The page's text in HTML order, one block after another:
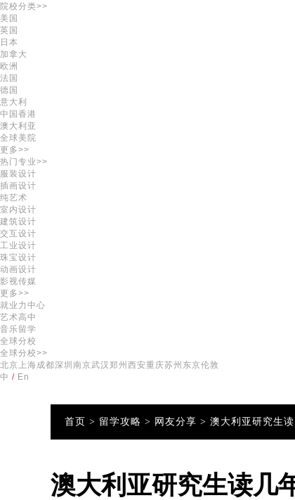
院校分类>>
美国
英国
日本
加拿大
欧洲
法国
德国
意大利
中国香港
澳大利亚
全球美院
更多>>
热门专业>>
服装设计
插画设计
纯艺术
室内设计
建筑设计
交互设计
工业设计
珠宝设计
动画设计
影视传媒
更多>>
就业力中心
艺术高中
音乐留学
全球分校
全球分校>>
北京 上海成都深圳 南京武汉 郑州 西安重庆苏州 东京伦敦
中 / En
首页 > 留学攻略 > 网友分享 > 澳大利亚研究生
澳大利亚研究生读几